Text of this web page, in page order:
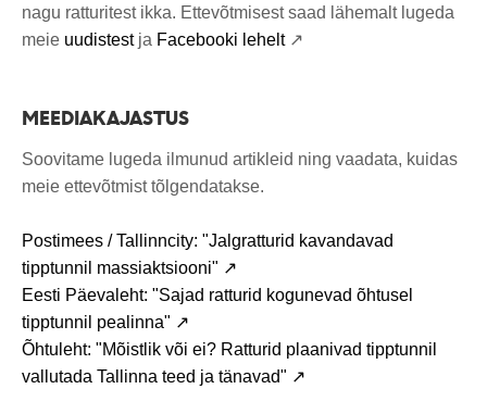
nagu ratturitest ikka. Ettevõtmisest saad lähemalt lugeda
meie uudistestja Facebooki lehelt↗
MEEDIAKAJASTUS
Soovitame lugeda ilmunud artikleid ning vaadata, kuidas
meie ettevõtmist tõlgendatakse.
Postimees / Tallinncity: "Jalgratturid kavandavad
tipptunnil massiaktsiooni" ↗
Eesti Päevaleht: "Sajad ratturid kogunevad õhtusel
tipptunnil pealinna" ↗
Õhtuleht: "Mõistlik või ei? Ratturid plaanivad tipptunnil
vallutada Tallinna teed ja tänavad" ↗